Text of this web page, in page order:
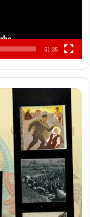
51:35